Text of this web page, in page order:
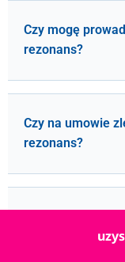
Czy mogę
rezonans?
Czy na umowie
rezonans?
lekarskie na